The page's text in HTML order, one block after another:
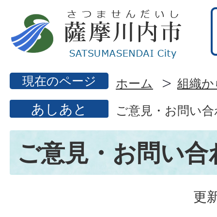
現在のページ ホーム 組織
あしあと ご意見・お問い
ご意見・お問い合
更